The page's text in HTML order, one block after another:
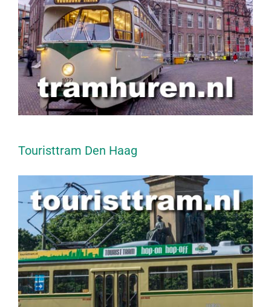
Touristtram Den Haag